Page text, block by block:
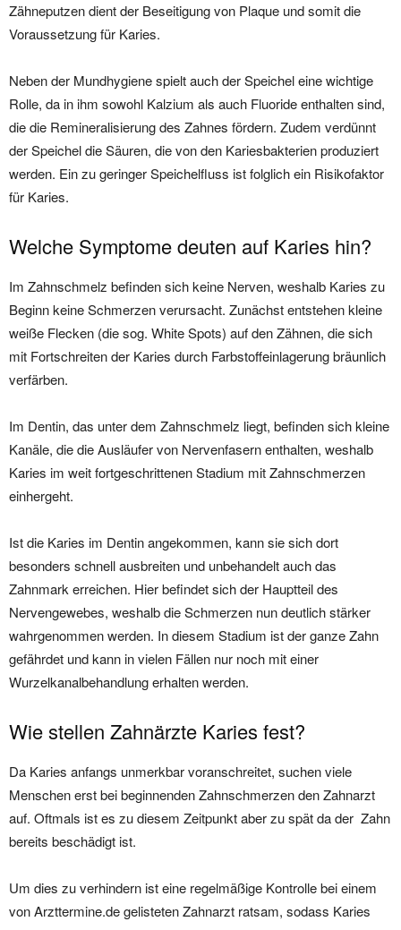
Zähneputzen dient der Beseitigung von Plaque und somit die
Voraussetzung für Karies.
Neben der Mundhygiene spielt auch der Speichel eine wichtige
Rolle, da in ihm sowohl Kalzium als auch Fluoride enthalten sind,
die die Remineralisierung des Zahnes fördern. Zudem verdünnt
der Speichel die Säuren, die von den Kariesbakterien produziert
werden. Ein zu geringer Speichelfluss ist folglich ein Risikofaktor
für Karies.
Welche Symptome deuten auf Karies hin?
Im Zahnschmelz befinden sich keine Nerven, weshalb Karies zu
Beginn keine Schmerzen verursacht. Zunächst entstehen kleine
weiße Flecken (die sog. White Spots) auf den Zähnen, die sich
mit Fortschreiten der Karies durch Farbstoffeinlagerung bräunlich
verfärben.
Im Dentin, das unter dem Zahnschmelz liegt, befinden sich kleine
Kanäle, die die Ausläufer von Nervenfasern enthalten, weshalb
Karies im weit fortgeschrittenen Stadium mit Zahnschmerzen
einhergeht.
Ist die Karies im Dentin angekommen, kann sie sich dort
besonders schnell ausbreiten und unbehandelt auch das
Zahnmark erreichen. Hier befindet sich der Hauptteil des
Nervengewebes, weshalb die Schmerzen nun deutlich stärker
wahrgenommen werden. In diesem Stadium ist der ganze Zahn
gefährdet und kann in vielen Fällen nur noch mit einer
Wurzelkanalbehandlung erhalten werden.
Wie stellen Zahnärzte Karies fest?
Da Karies anfangs unmerkbar voranschreitet, suchen viele
Menschen erst bei beginnenden Zahnschmerzen den Zahnarzt
auf. Oftmals ist es zu diesem Zeitpunkt aber zu spät da der Zahn
bereits beschädigt ist.
Um dies zu verhindern ist eine regelmäßige Kontrolle bei einem
von Arzttermine.de gelisteten Zahnarzt ratsam, sodass Karies